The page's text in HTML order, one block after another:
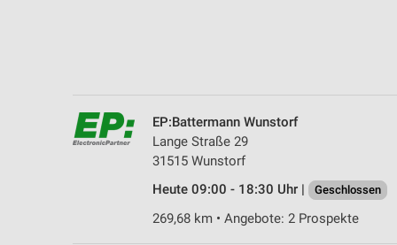
EP:Battermann Wunstorf
Lange Straße 29
31515 Wunstorf
Heute 09:00 - 18:30 Uhr |
Geschlossen
269,68 km • Angebote: 2 Prospekte
Notwendig